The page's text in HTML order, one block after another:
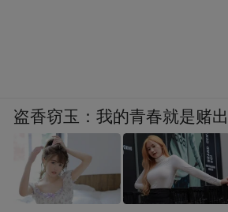
盗香窃玉：我的青春就是赌